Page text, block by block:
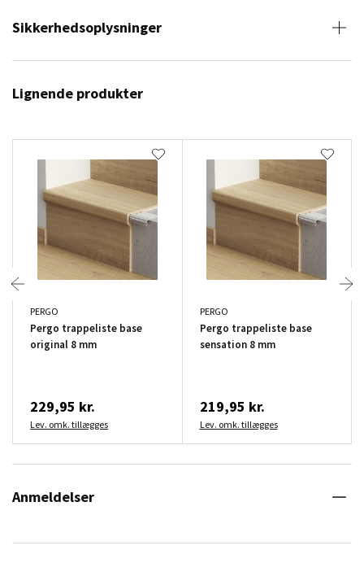
Sikkerhedsoplysninger
Lignende produkter
PERGO
Pergo trappeliste base
original 8 mm
229,95 kr.
Lev. omk. tillægges
PERGO
Pergo trappeliste base
sensation 8 mm
219,95 kr.
Lev. omk. tillægges
Anmeldelser